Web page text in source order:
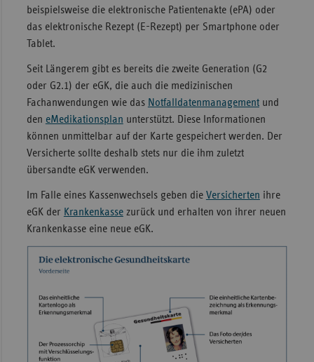
beispielsweise die elektronische Patientenakte (ePA) oder
das elektronische Rezept (E-Rezept) per Smartphone oder
Tablet.
Seit Längerem gibt es bereits die zweite Generation (G2
oder G2.1) der eGK, die auch die medizinischen
Fachanwendungen wie das Notfalldatenmanagementund
den eMedikationsplan unterstützt. Diese Informationen
können unmittelbar auf der Karte gespeichert werden. Der
Versicherte sollte deshalb stets nur die ihm zuletzt
übersandte eGK verwenden.
Im Falle eines Kassenwechsels geben die Versicherten ihre
eGK der Krankenkassezurück und erhalten von ihrer neuen
Krankenkasse eine neue eGK.